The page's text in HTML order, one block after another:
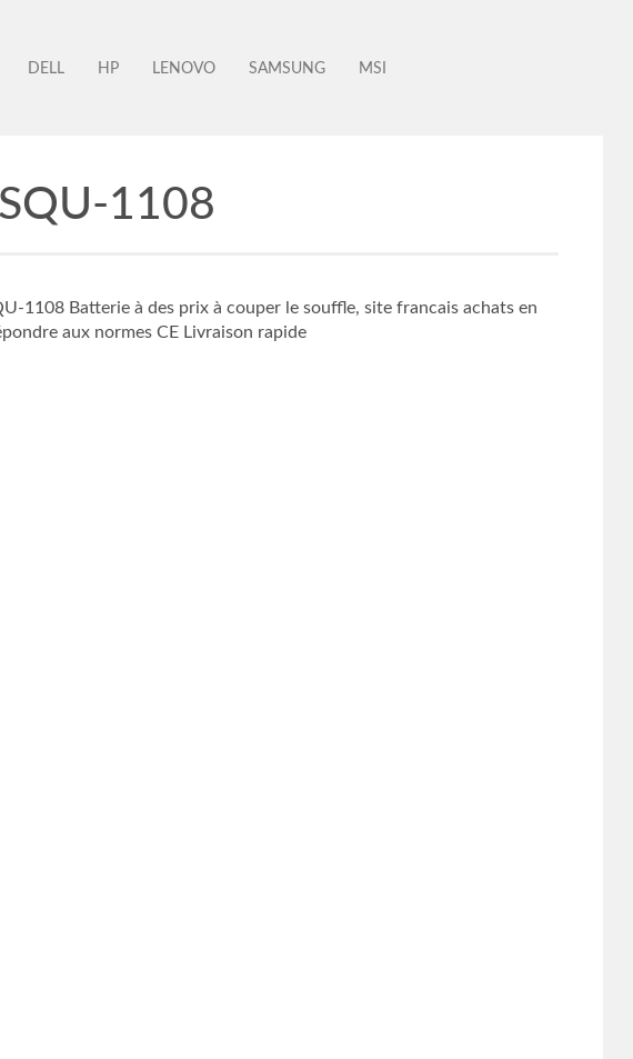
DELL HP LENOVO SAMSUNG MSI
1108
1108 Batterie à des prix à couper le souffle, site francais achats en
aux normes CE Livraison rapide